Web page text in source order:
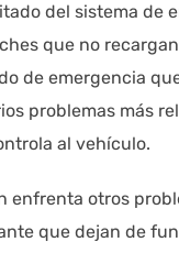
del sistema de
que no
de emergencia
problemas más
al vehículo.
enfrenta otros
que dejan de